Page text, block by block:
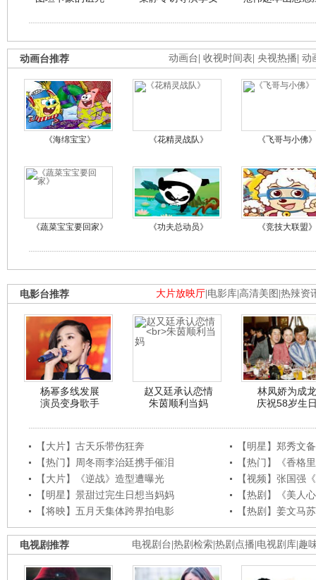
动画台 收视时间表 央视热播 动
动画台推荐
《海绵宝宝》 《花精灵战队》 《飞哥与小佛》
《蔬菜宝宝要回家》 《功夫总动员》 《竞技大联盟》
大片放映厅 电影库 高清美图 热辣资
电影台推荐
杨幂多线发展
演员变身歌手
赵又廷承认恋情
朱茵顺利当妈
林凤娇为成龙
庆祝58岁生
【大片】古天乐带伤狂奔
【明星】郑秀文
【热门】周冬雨李治廷携手催泪
【热门】《香格
【大片】《逆战》造型遭曝光
【视频】张国强
【明星】景甜过完生日想当妈妈
【热剧】《美人
【将映】五月天集体跨界拍电影
【热剧】姜文马
电视剧台 热剧检索 热剧点播 电视剧库 趣
电视剧推荐